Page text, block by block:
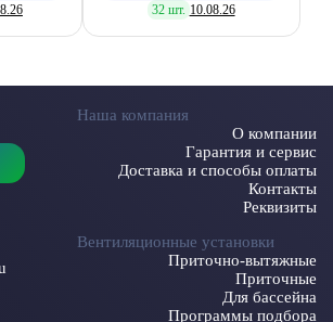
32 шт. 10.08.26
Наша компания
О компании
Гарантия и сервис
Доставка и способы оплаты
Контакты
Реквизиты
Вентиляционные установки
Приточно-вытяжные
Приточные
Для бассейна
Программы подбора